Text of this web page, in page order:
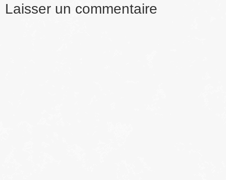
Laisser un commentaire